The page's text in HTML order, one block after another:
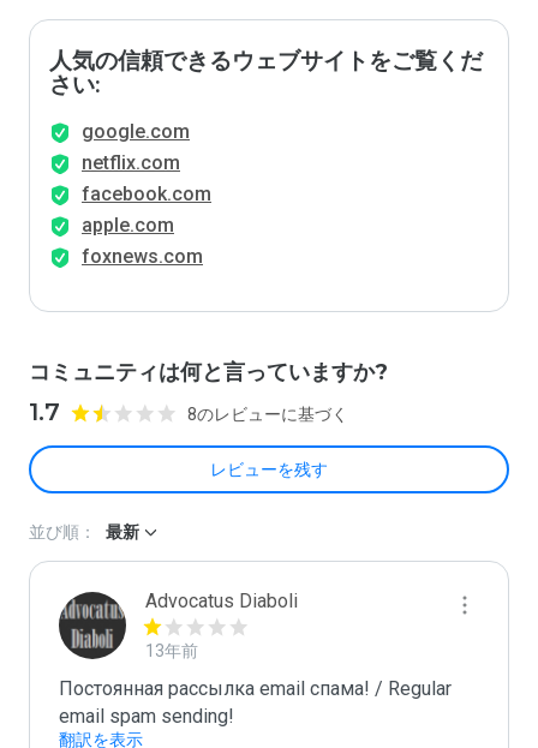
人気の信頼できるウェブサイトをご覧くだ
さい:
google.com
netflix.com
facebook.com
apple.com
foxnews.com
コミュニティは何と言っていますか?
1.7 8のレビューに基づく
レビューを残す
並び順： 最新
Advocatus Diaboli
13年前
Постоянная рассылка email спама! / Regular
email spam sending!
翻訳を表示